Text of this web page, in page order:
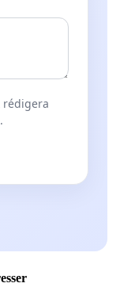
rédigera